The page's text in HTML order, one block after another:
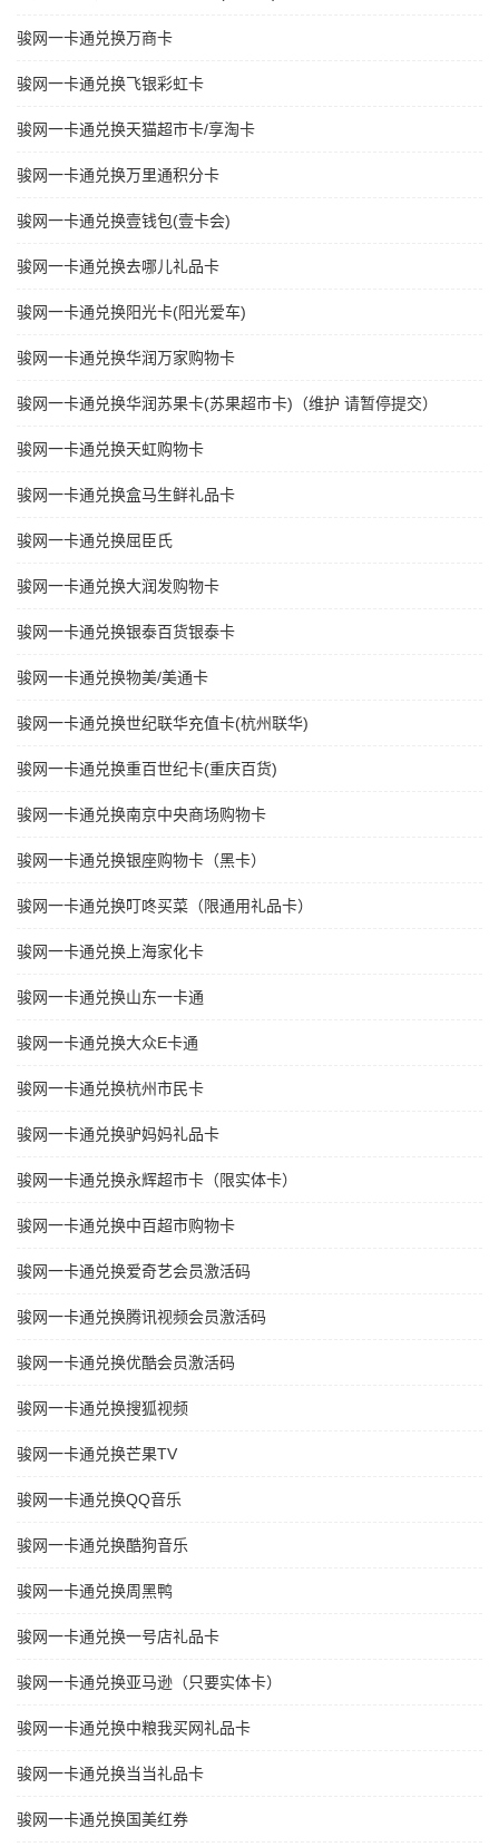
骏网一卡通兑换万商卡
骏网一卡通兑换飞银彩虹卡
骏网一卡通兑换天猫超市卡/享淘卡
骏网一卡通兑换万里通积分卡
骏网一卡通兑换壹钱包(壹卡会)
骏网一卡通兑换去哪儿礼品卡
骏网一卡通兑换阳光卡(阳光爱车)
骏网一卡通兑换华润万家购物卡
骏网一卡通兑换华润苏果卡(苏果超市卡)（维护 请暂停提交）
骏网一卡通兑换天虹购物卡
骏网一卡通兑换盒马生鲜礼品卡
骏网一卡通兑换屈臣氏
骏网一卡通兑换大润发购物卡
骏网一卡通兑换银泰百货银泰卡
骏网一卡通兑换物美/美通卡
骏网一卡通兑换世纪联华充值卡(杭州联华)
骏网一卡通兑换重百世纪卡(重庆百货)
骏网一卡通兑换南京中央商场购物卡
骏网一卡通兑换银座购物卡（黑卡）
骏网一卡通兑换叮咚买菜（限通用礼品卡）
骏网一卡通兑换上海家化卡
骏网一卡通兑换山东一卡通
骏网一卡通兑换大众E卡通
骏网一卡通兑换杭州市民卡
骏网一卡通兑换驴妈妈礼品卡
骏网一卡通兑换永辉超市卡（限实体卡）
骏网一卡通兑换中百超市购物卡
骏网一卡通兑换爱奇艺会员激活码
骏网一卡通兑换腾讯视频会员激活码
骏网一卡通兑换优酷会员激活码
骏网一卡通兑换搜狐视频
骏网一卡通兑换芒果TV
骏网一卡通兑换QQ音乐
骏网一卡通兑换酷狗音乐
骏网一卡通兑换周黑鸭
骏网一卡通兑换一号店礼品卡
骏网一卡通兑换亚马逊（只要实体卡）
骏网一卡通兑换中粮我买网礼品卡
骏网一卡通兑换当当礼品卡
骏网一卡通兑换国美红券